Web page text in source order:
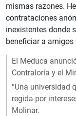
mismas razones.
contrataciones
inexistentes donde
beneficiar a amigos
El Meduca
Contraloría y el
“Una universidad
regida por
Molinar.